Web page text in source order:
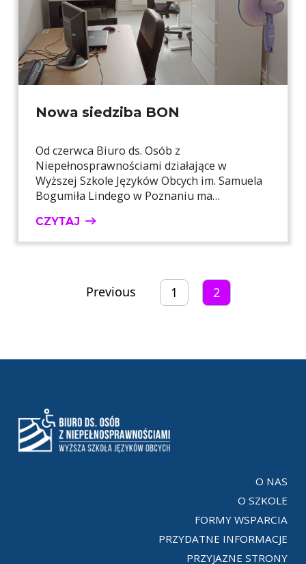
Nowa siedziba BON
Od czerwca Biuro ds. Osób z
Niepełnosprawnościami działające w
Wyższej Szkole Języków Obcych im. Samuela
Bogumiła Lindego w Poznaniu ma…
Previous 1 2
O NAS
O SZKOLE
FORMY WSPARCIA
PRZYDATNE INFORMACJE
PRZYJAZNE STRONY